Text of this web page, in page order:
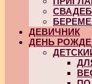
ДЕВИЧНИК
ДЕНЬ